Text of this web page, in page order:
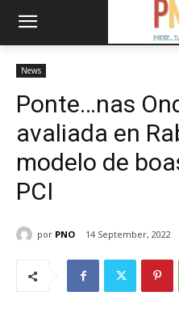
News
Ponte…nas
avaliada en
modelo de
PCI
por PNO 14 September, 2022